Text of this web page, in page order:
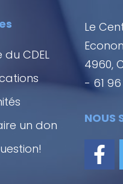
du CDEL
un don
Le
4960,
- 61
NOUS